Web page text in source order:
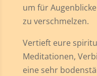
um für
zu verschmelzen.
Vertieft eure
Meditationen,
eine sehr